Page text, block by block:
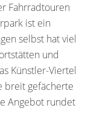
Fahrradtouren
ist ein
selbst hat viel
und
Künstler-Viertel
breit gefächerte
Angebot rundet